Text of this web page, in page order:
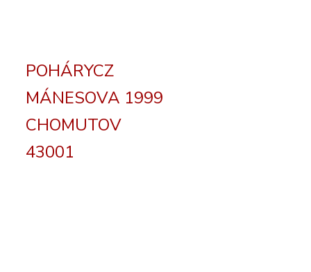
POHÁRYCZ
MÁNESOVA 1999
CHOMUTOV
43001